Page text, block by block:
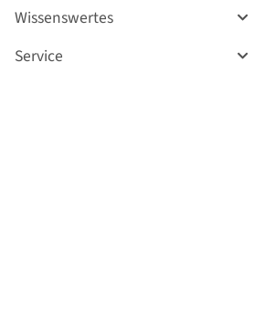
Wissenswertes
Service